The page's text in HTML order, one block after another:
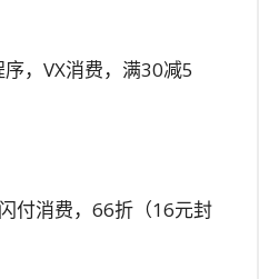
，VX消费，满30减5
付消费，66折（16元封